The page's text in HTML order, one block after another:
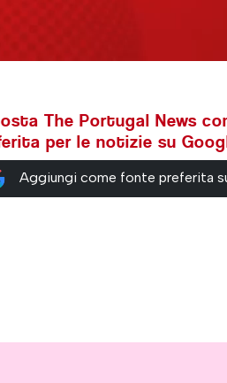
The Portugal News
per le notizie su
Aggiungi come fonte preferita